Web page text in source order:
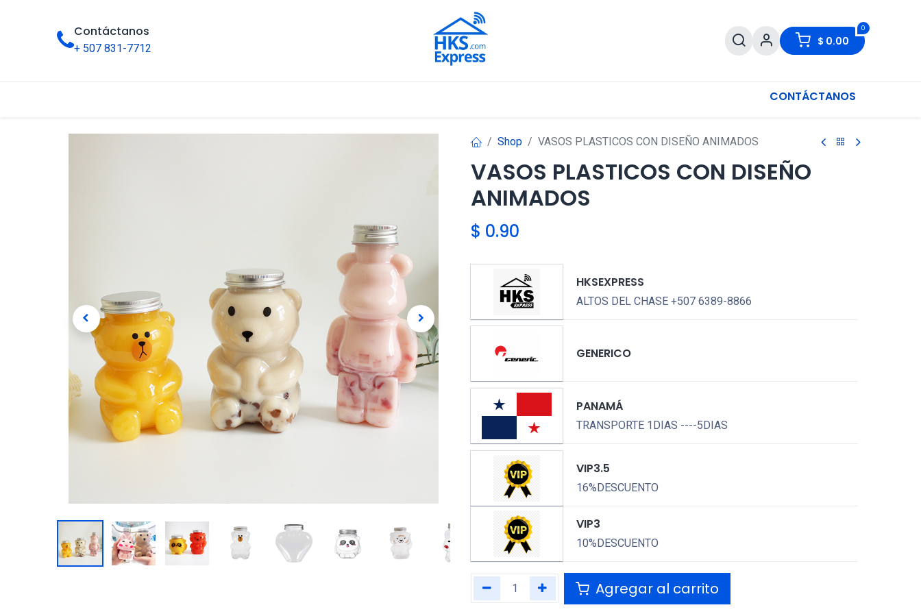
Contáctanos
+ 507 831-7712
0
$ 0.00
CONTÁCTANOS
Shop VASOS PLASTICOS CON DISEÑO ANIMADOS
VASOS PLASTICOS CON DISEÑO
ANIMADOS
$ 0.90
HKSEXPRESS
ALTOS DEL CHASE +507 6389-8866
GENERICO
PANAMÁ
TRANSPORTE 1DIAS ----5DIAS
VIP3.5
16%DESCUENTO
VIP3
10%DESCUENTO
Agregar al carrito